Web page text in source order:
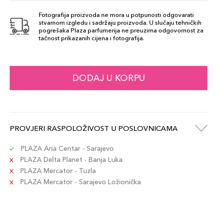
4gr / 09
Šifra artikla
164,00 KM
Fotografija proizvoda ne mora u potpunosti odgovarati
stvarnom izgledu i sadržaju proizvoda. U slučaju tehničkih
pogrešaka Plaza parfumerija ne preuzima odgovornost za
tačnost prikazanih cijena i fotografija.
DODAJ U KORPU
PROVJERI RASPOLOŽIVOST U POSLOVNICAMA
PLAZA Aria Centar - Sarajevo
PLAZA Delta Planet - Banja Luka
PLAZA Mercator - Tuzla
PLAZA Mercator - Sarajevo Ložionička